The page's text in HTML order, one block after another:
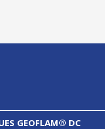
GEOFLAM® DC